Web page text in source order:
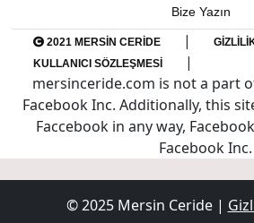
Bize Yazın
2021 MERSIN CERIDE |
KULLANICI SÖZLEŞMESI
|
mersinceride.com is not a part
Facebook Inc. Additionally, this
Faccebook in any way,
Facebook Inc.
© 2025 Mersin Ceride |